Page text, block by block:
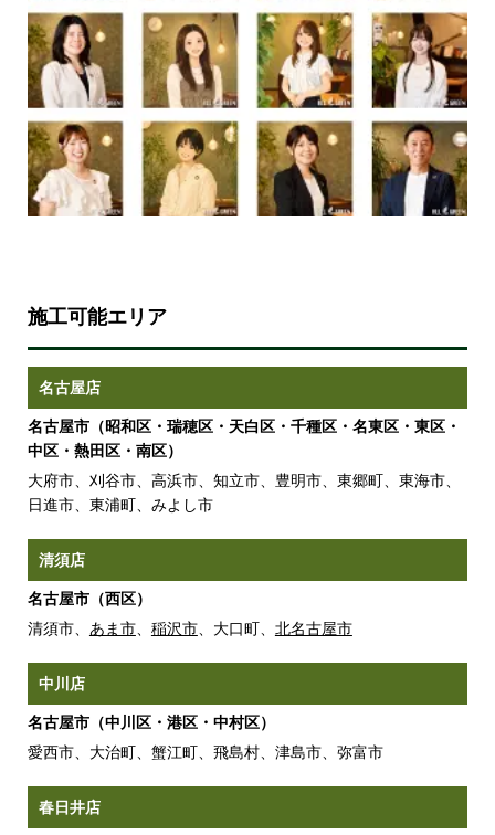
施工可能エリア
名古屋店
名古屋市（昭和区・瑞穂区・天白区・千種区・名東区・東区・
中区・熱田区・南区）
大府市、刈谷市、高浜市、知立市、豊明市、東郷町、東海市、
日進市、東浦町、みよし市
清須店
名古屋市（西区）
清須市、 あま市、 稲沢市、大口町、 北名古屋市
中川店
名古屋市（中川区・港区・中村区）
愛西市、大治町、蟹江町、飛島村、津島市、弥富市
春日井店